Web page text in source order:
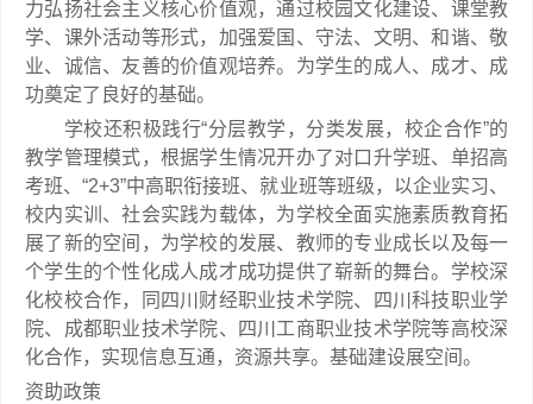
力弘扬社会主义核心价值观，通过校园文化建设、课堂教
学、课外活动等形式，加强爱国、守法、文明、和谐、敬
业、诚信、友善的价值观培养。为学生的成人、成才、成
功奠定了良好的基础。
学校还积极践行“分层教学，分类发展，校企合作”的
教学管理模式，根据学生情况开办了对口升学班、单招高
考班、“2+3”中高职衔接班、就业班等班级，以企业实习、
校内实训、社会实践为载体，为学校全面实施素质教育拓
展了新的空间，为学校的发展、教师的专业成长以及每一
个学生的个性化成人成才成功提供了崭新的舞台。学校深
化校校合作，同四川财经职业技术学院、四川科技职业学
院、成都职业技术学院、四川工商职业技术学院等高校深
化合作，实现信息互通，资源共享。基础建设展空间。
资助政策